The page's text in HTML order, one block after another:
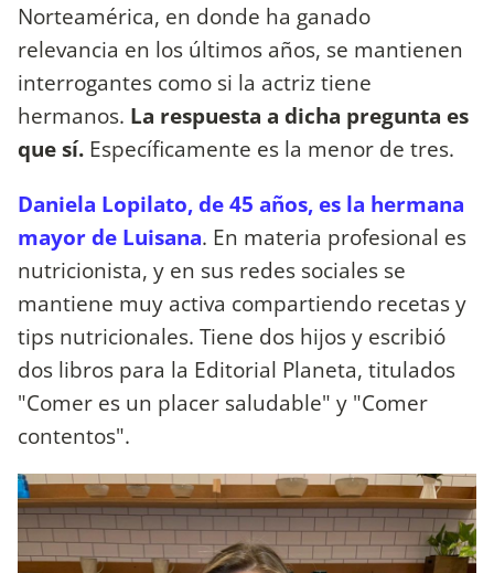
Norteamérica, en donde ha ganado
relevancia en los últimos años, se mantienen
interrogantes como si la actriz tiene
hermanos. La respuesta a dicha pregunta es
que sí. Específicamente es la menor de tres.
Daniela Lopilato, de 45 años, es la hermana
mayor de Luisana. En materia profesional es
nutricionista, y en sus redes sociales se
mantiene muy activa compartiendo recetas y
tips nutricionales. Tiene dos hijos y escribió
dos libros para la Editorial Planeta, titulados
"Comer es un placer saludable" y "Comer
contentos".